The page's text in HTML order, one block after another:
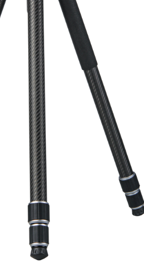
Быстрый просмотр